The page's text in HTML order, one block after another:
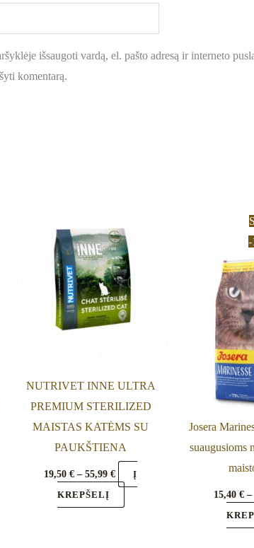
išsaugoti vardą, el. pašto adresą ir interneto
komentarą.
NUTRIVET INNE ULTRA
PREMIUM STERILIZED
MAISTAS KATĖMS SU
PAUKŠTIENA
19,50€ – 55,99€
range:
19,50 €
through
55,99 €
Į
KREPŠELĮ
product
has
multiple
variants.
The
be
chosen
on
the
page
-
Josera
suaugusioms
15,40 € –